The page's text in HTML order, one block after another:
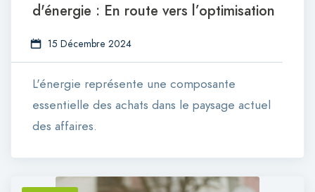
d'énergie : En route vers l’optimisation
15 Décembre 2024
L'énergie représente une composante
essentielle des achats dans le paysage actuel
des affaires.